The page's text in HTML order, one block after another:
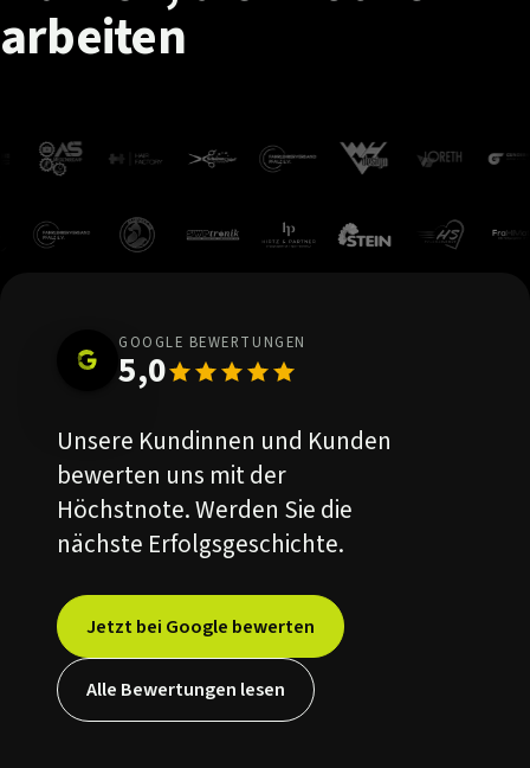
arbeiten
GOOGLE BEWERTUNGEN
5,0
Unsere Kundinnen und Kunden
bewerten uns mit der
Höchstnote. Werden Sie die
nächste Erfolgsgeschichte.
Jetzt bei Google bewerten
Alle Bewertungen lesen